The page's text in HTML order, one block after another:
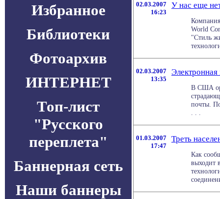
Избранное
Библиотеки
Фотоархив
ИНТЕРНЕТ
Топ-лист
"Русского
переплета"
Баннерная сеть
Наши баннеры
02.03.2007
16:23
У нас еще
World
"Стиль
02.03.2007
13:35
В США
почты.
01.03.2007
17:47
Треть
Как
выходит